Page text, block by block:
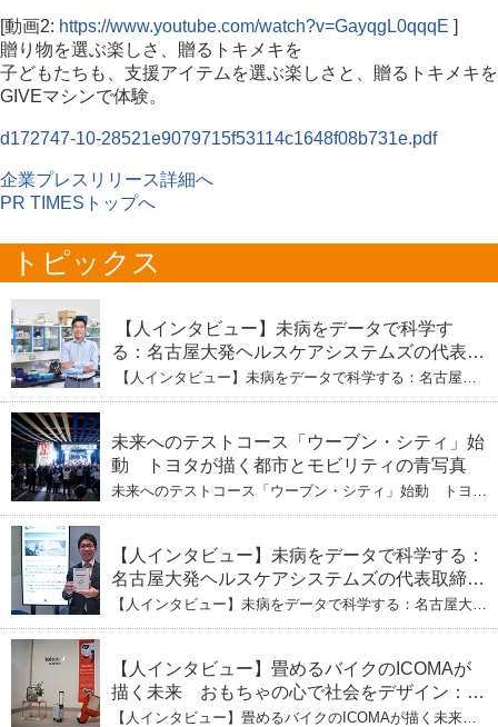
[動画2: https://www.youtube.com/watch?v=GayqgL0qqqE ]
贈り物を選ぶ楽しさ、贈るトキメキを
子どもたちも、支援アイテムを選ぶ楽しさと、贈るトキメキを
GIVEマシンで体験。
d172747-10-28521e9079715f53114c1648f08b731e.pdf
企業プレスリリース詳細へ
PR TIMESトップへ
トピックス
【人インタビュー】未病をデータで科学す
る：名古屋大発ヘルスケアシステムズの代表取
締役社長・瀧本陽介 【下】「人生80年の暇つ
ぶし」を着実に：理系ニートが挑むヘルスケア
【人インタビュー】未病をデータで科学する：名古屋大
挑むヘルスケア標準化と海外戦略
未来へのテストコース「ウーブン・シティ」始
動 トヨタが描く都市とモビリティの青写真
未来へのテストコース「ウーブン・シティ」始動 トヨタ
【人インタビュー】未病をデータで科学する：
名古屋大発ヘルスケアシステムズの代表取締役
社長・瀧本陽介 郵送検査で挑む健康の未来
【人インタビュー】未病をデータで科学する：名古屋大発
【人インタビュー】畳めるバイクのICOMAが
描く未来 おもちゃの心で社会をデザイン：株
式会社ICOMAの代表取締役・生駒崇光
【人インタビュー】畳めるバイクのICOMAが描く未来